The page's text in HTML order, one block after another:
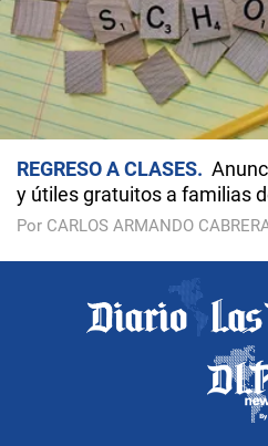
REGRESO A CLASES
y útiles gratuitos a familias
Por CARLOS ARMANDO